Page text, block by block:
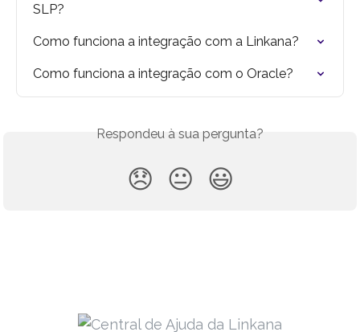
SLP?
Como funciona a integração com a Linkana?
Como funciona a integração com o Oracle?
Respondeu à sua pergunta?
😞 😐 😃